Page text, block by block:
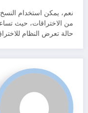
نعم، يمكن استخدام النسخ
من الاختراقات، حيث
حالة تعرض النظام